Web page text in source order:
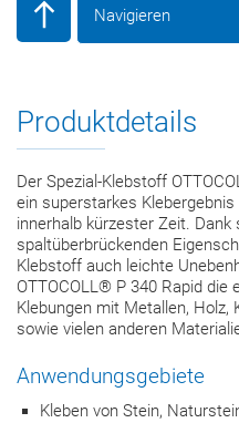
Navigieren
Produktdetails
Der Spezial-Klebstoff
ein superstarkes
innerhalb kürzester Zeit.
spaltüberbrückenden
Klebstoff auch leichte
OTTOCOLL® P 340 Rapid
Klebungen mit Metallen,
sowie vielen anderen
Anwendungsgebiete
Kleben von Stein,